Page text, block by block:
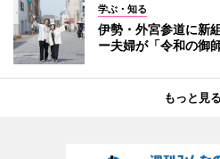
学ぶ・知る
伊勢・外宮参道に新
ー夫婦が「令和の御
もっと見る